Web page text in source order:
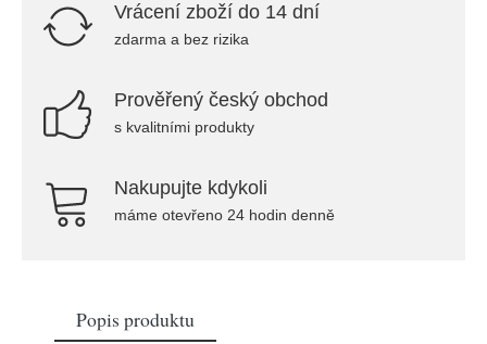
Vrácení zboží do 14 dní
zdarma a bez rizika
Prověřený český obchod
s kvalitními produkty
Nakupujte kdykoli
máme otevřeno 24 hodin denně
Popis produktu